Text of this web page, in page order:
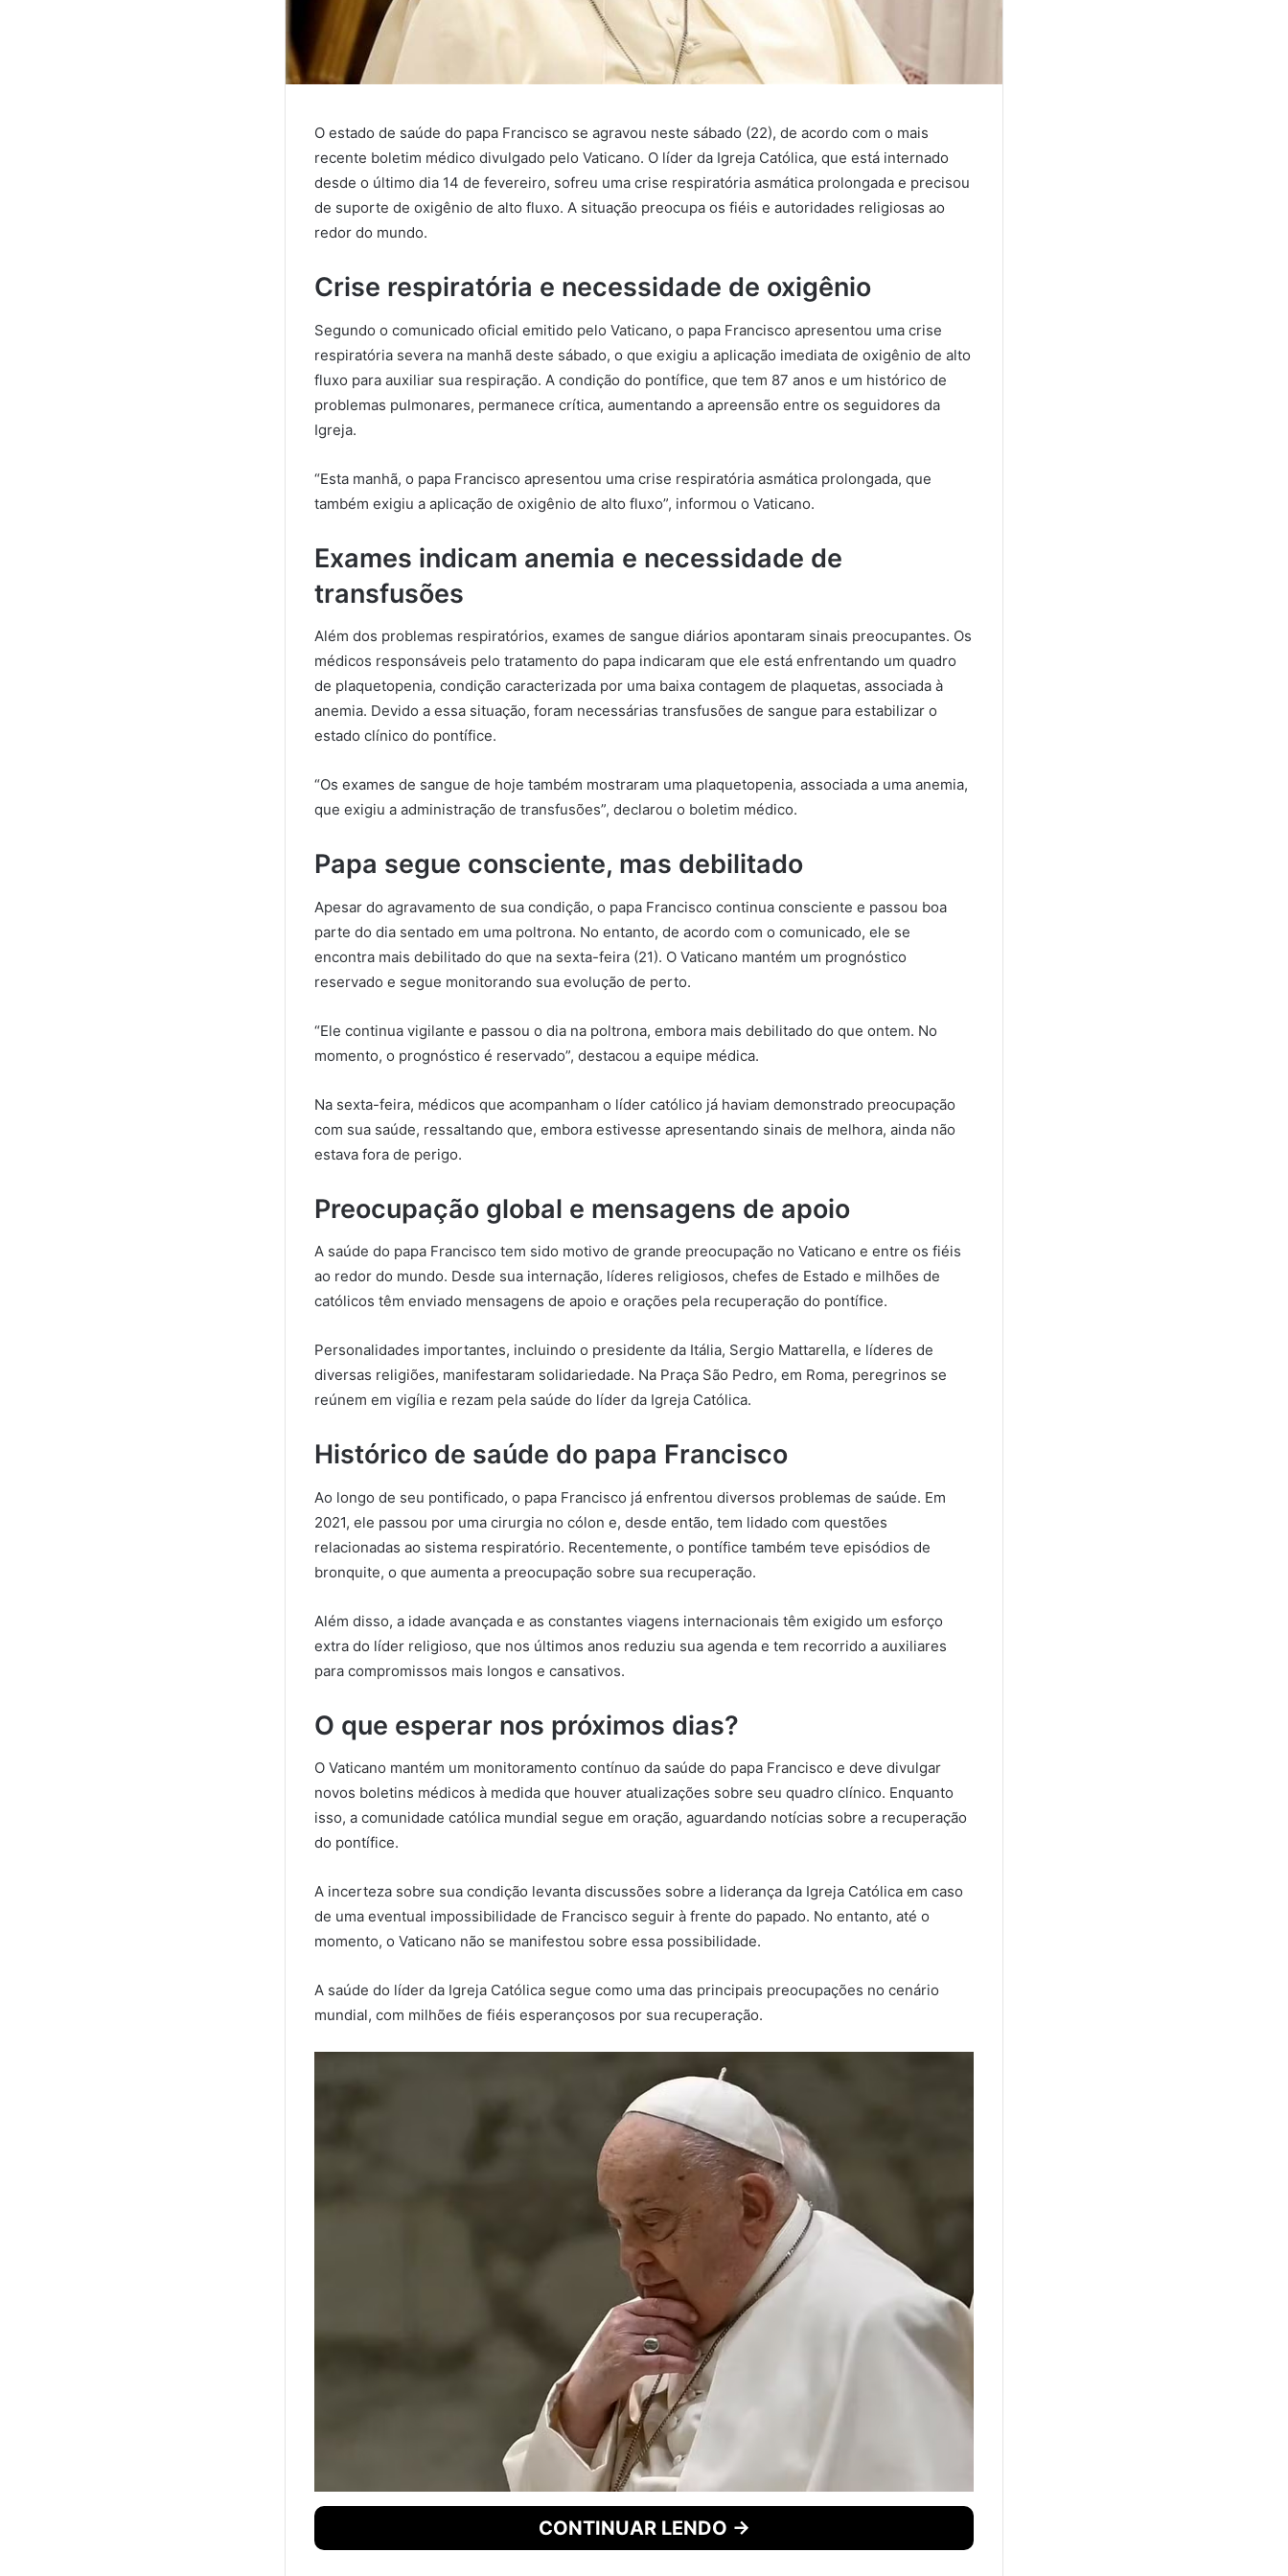
O estado de saúde do papa Francisco se agravou neste sábado (22), de acordo com o mais
recente boletim médico divulgado pelo Vaticano. O líder da Igreja Católica, que está internado
desde o último dia 14 de fevereiro, sofreu uma crise respiratória asmática prolongada e precisou
de suporte de oxigênio de alto fluxo. A situação preocupa os fiéis e autoridades religiosas ao
redor do mundo.
Crise respiratória e necessidade de oxigênio
Segundo o comunicado oficial emitido pelo Vaticano, o papa Francisco apresentou uma crise
respiratória severa na manhã deste sábado, o que exigiu a aplicação imediata de oxigênio de alto
fluxo para auxiliar sua respiração. A condição do pontífice, que tem 87 anos e um histórico de
problemas pulmonares, permanece crítica, aumentando a apreensão entre os seguidores da
Igreja.
“Esta manhã, o papa Francisco apresentou uma crise respiratória asmática prolongada, que
também exigiu a aplicação de oxigênio de alto fluxo”, informou o Vaticano.
Exames indicam anemia e necessidade de
transfusões
Além dos problemas respiratórios, exames de sangue diários apontaram sinais preocupantes. Os
médicos responsáveis pelo tratamento do papa indicaram que ele está enfrentando um quadro
de plaquetopenia, condição caracterizada por uma baixa contagem de plaquetas, associada à
anemia. Devido a essa situação, foram necessárias transfusões de sangue para estabilizar o
estado clínico do pontífice.
“Os exames de sangue de hoje também mostraram uma plaquetopenia, associada a uma anemia,
que exigiu a administração de transfusões”, declarou o boletim médico.
Papa segue consciente, mas debilitado
Apesar do agravamento de sua condição, o papa Francisco continua consciente e passou boa
parte do dia sentado em uma poltrona. No entanto, de acordo com o comunicado, ele se
encontra mais debilitado do que na sexta-feira (21). O Vaticano mantém um prognóstico
reservado e segue monitorando sua evolução de perto.
“Ele continua vigilante e passou o dia na poltrona, embora mais debilitado do que ontem. No
momento, o prognóstico é reservado”, destacou a equipe médica.
Na sexta-feira, médicos que acompanham o líder católico já haviam demonstrado preocupação
com sua saúde, ressaltando que, embora estivesse apresentando sinais de melhora, ainda não
estava fora de perigo.
Preocupação global e mensagens de apoio
A saúde do papa Francisco tem sido motivo de grande preocupação no Vaticano e entre os fiéis
ao redor do mundo. Desde sua internação, líderes religiosos, chefes de Estado e milhões de
católicos têm enviado mensagens de apoio e orações pela recuperação do pontífice.
Personalidades importantes, incluindo o presidente da Itália, Sergio Mattarella, e líderes de
diversas religiões, manifestaram solidariedade. Na Praça São Pedro, em Roma, peregrinos se
reúnem em vigília e rezam pela saúde do líder da Igreja Católica.
Histórico de saúde do papa Francisco
Ao longo de seu pontificado, o papa Francisco já enfrentou diversos problemas de saúde. Em
2021, ele passou por uma cirurgia no cólon e, desde então, tem lidado com questões
relacionadas ao sistema respiratório. Recentemente, o pontífice também teve episódios de
bronquite, o que aumenta a preocupação sobre sua recuperação.
Além disso, a idade avançada e as constantes viagens internacionais têm exigido um esforço
extra do líder religioso, que nos últimos anos reduziu sua agenda e tem recorrido a auxiliares
para compromissos mais longos e cansativos.
O que esperar nos próximos dias?
O Vaticano mantém um monitoramento contínuo da saúde do papa Francisco e deve divulgar
novos boletins médicos à medida que houver atualizações sobre seu quadro clínico. Enquanto
isso, a comunidade católica mundial segue em oração, aguardando notícias sobre a recuperação
do pontífice.
A incerteza sobre sua condição levanta discussões sobre a liderança da Igreja Católica em caso
de uma eventual impossibilidade de Francisco seguir à frente do papado. No entanto, até o
momento, o Vaticano não se manifestou sobre essa possibilidade.
A saúde do líder da Igreja Católica segue como uma das principais preocupações no cenário
mundial, com milhões de fiéis esperançosos por sua recuperação.
CONTINUAR LENDO →